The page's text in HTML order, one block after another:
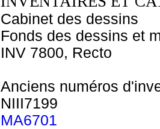
Cabinet des dessins
Fonds des dessins et
INV 7800, Recto
Anciens numéros
NIII7199
MA6701